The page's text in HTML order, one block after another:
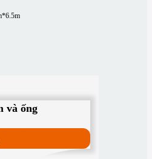
và ống